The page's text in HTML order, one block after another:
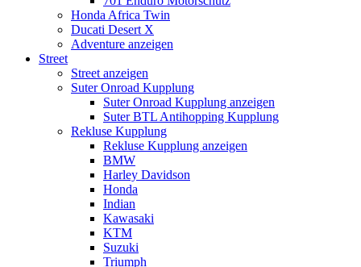
Honda Africa Twin
Ducati Desert X
Adventure anzeigen
Street
Street anzeigen
Suter Onroad Kupplung
Suter Onroad Kupplung anzeigen
Suter BTL Antihopping Kupplung
Rekluse Kupplung
Rekluse Kupplung anzeigen
BMW
Harley Davidson
Honda
Indian
Kawasaki
KTM
Suzuki
Triumph